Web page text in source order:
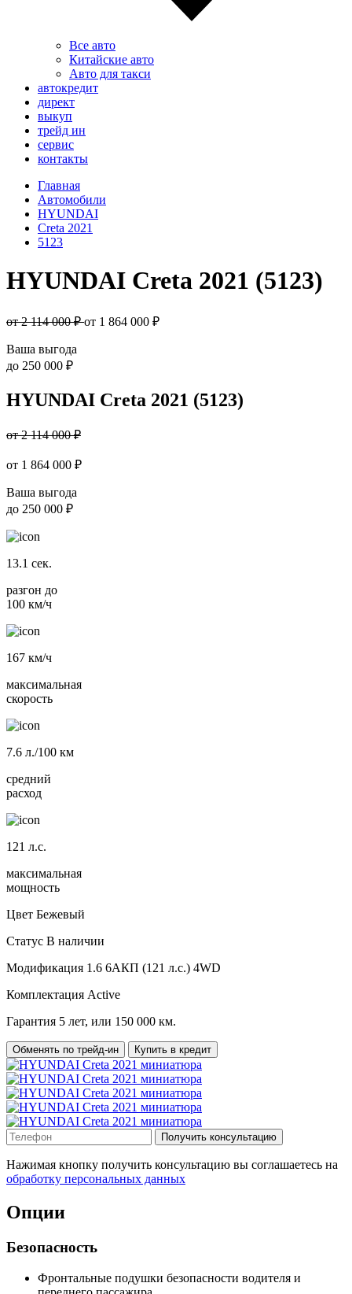
Все авто
Китайские авто
Авто для такси
автокредит
директ
выкуп
трейд ин
сервис
контакты
Главная
Автомобили
HYUNDAI
Creta 2021
5123
HYUNDAI Creta 2021 (5123)
от 2 114 000 ₽от 1 864 000 ₽
Ваша выгода
до 250 000 ₽
HYUNDAI Creta 2021 (5123)
от 2 114 000 ₽
от 1 864 000 ₽
Ваша выгода
до 250 000 ₽
13.1 сек.
разгон до
100 км/ч
167 км/ч
максимальная
скорость
7.6 л./100 км
средний
расход
121 л.с.
максимальная
мощность
Цвет Бежевый
Статус В наличии
Модификация 1.6 6AКП (121 л.с.) 4WD
Комплектация Active
Гарантия 5 лет, или 150 000 км.
Обменять по трейд-ин Купить в кредит
Получить консультацию
Нажимая кнопку получить консультацию вы соглашаетесь на
обработку персональных данных
Опции
Безопасность
Фронтальные подушки безопасности водителя и